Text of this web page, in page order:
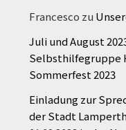
Francesco zu
Juli und August
Selbsthilfegruppe
Sommerfest 2023
Einladung zur
der Stadt